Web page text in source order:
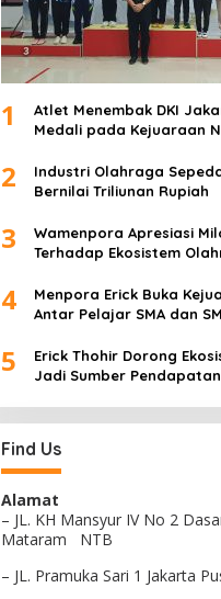
1
Atlet Menembak DKI
Medali pada Kejuaraan
2
Industri Olahraga
Bernilai Triliunan Rupiah
3
Wamenpora Apresiasi
Terhadap Ekosistem
4
Menpora Erick Buka
Antar Pelajar SMA dan
5
Erick Thohir Dorong
Jadi Sumber
Find Us
Alamat
– JL. KH Mansyur IV No 2
Mataram NTB
– JL. Pramuka Sari 1 Jakarta